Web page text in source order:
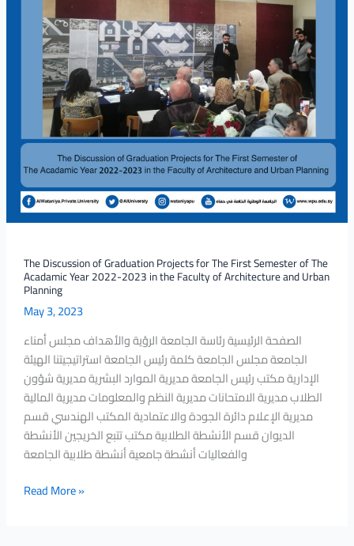
The Discussion of Graduation Projects for The First Semester of The
Acadamic Year 2022-2023 in the Faculty of Architecture and Urban
Planning
May 3, 2023
الصفحة الرئيسية رئاسة الجامعة الرؤية والأهداف مجلس أمناء
الجامعة مجلس الجامعة كلمة رئيس الجامعة استراتيجيتنا الهيئة
الإدارية مكتب رئيس الجامعة مديرية الموارد البشرية مديرية شؤون
الطلاب مديرية الامتحانات مديرية النظم والمعلومات مديرية المالية
مديرية الإعلام دائرة الجودة والاعتمادية المكتب الهندسي قسم
الديوان قسم الأنشطة الطلابية مكتب تتبع الخريجين الأنشطة
والفعاليات أنشطة جامعية أنشطة طلابية الجامعة
First
Semester
Acadamic
Year
2022-
in
the
Faculty
and
Urban
Planning
Read More »